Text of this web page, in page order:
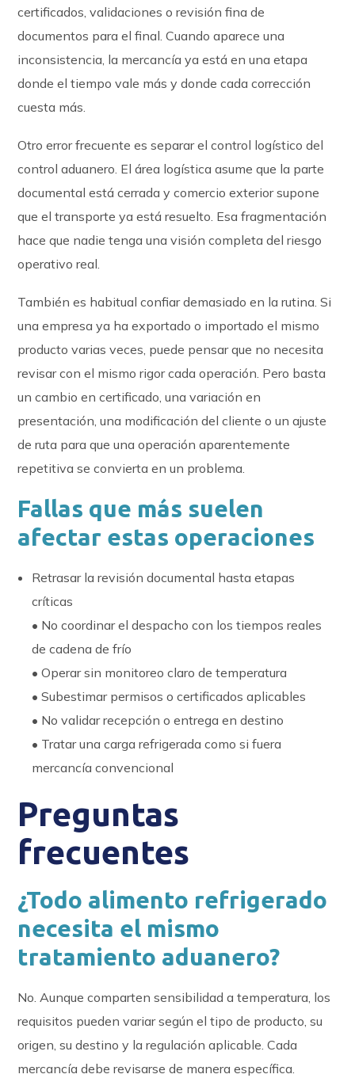
certificados, validaciones o revisión fina de
documentos para el final. Cuando aparece una
inconsistencia, la mercancía ya está en una etapa
donde el tiempo vale más y donde cada corrección
cuesta más.
Otro error frecuente es separar el control logístico del
control aduanero. El área logística asume que la parte
documental está cerrada y comercio exterior supone
que el transporte ya está resuelto. Esa fragmentación
hace que nadie tenga una visión completa del riesgo
operativo real.
También es habitual confiar demasiado en la rutina. Si
una empresa ya ha exportado o importado el mismo
producto varias veces, puede pensar que no necesita
revisar con el mismo rigor cada operación. Pero basta
un cambio en certificado, una variación en
presentación, una modificación del cliente o un ajuste
de ruta para que una operación aparentemente
repetitiva se convierta en un problema.
Fallas que más suelen
afectar estas operaciones
Retrasar la revisión documental hasta etapas
críticas
• No coordinar el despacho con los tiempos reales
de cadena de frío
• Operar sin monitoreo claro de temperatura
• Subestimar permisos o certificados aplicables
• No validar recepción o entrega en destino
• Tratar una carga refrigerada como si fuera
mercancía convencional
Preguntas
frecuentes
¿Todo alimento refrigerado
necesita el mismo
tratamiento aduanero?
No. Aunque comparten sensibilidad a temperatura, los
requisitos pueden variar según el tipo de producto, su
origen, su destino y la regulación aplicable. Cada
mercancía debe revisarse de manera específica.